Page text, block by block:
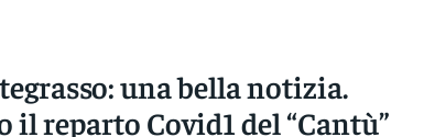
una bella notizia.
il reparto Covid1 del “Cantù”